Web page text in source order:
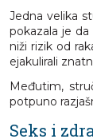
Jedna velika
pokazala je
niži rizik od
ejakulirali
Međutim,
potpuno
Seks i